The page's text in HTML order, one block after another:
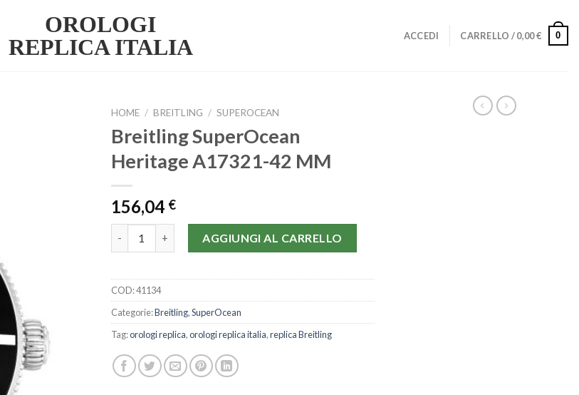
OROLOGI
REPLICA ITALIA
ACCEDI CARRELLO /0,00€ 0
HOME / BREITLING / SUPEROCEAN
Breitling SuperOcean
Heritage A17321-42 MM
156,04 €
AGGIUNGI AL CARRELLO
COD:41134
Categorie:Breitling,SuperOcean
Tag:orologi replica,orologi replica italia,replica Breitling